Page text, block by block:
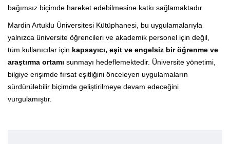
bağımsız biçimde hareket edebilmesine katkı sağlamaktadır.
Mardin Artuklu Üniversitesi Kütüphanesi, bu uygulamalarıyla
yalnızca üniversite öğrencileri ve akademik personel için değil,
tüm kullanıcılar için kapsayıcı, eşit ve engelsiz bir öğrenme ve
araştırma ortamı sunmayı hedeflemektedir. Üniversite yönetimi,
bilgiye erişimde fırsat eşitliğini önceleyen uygulamaların
sürdürülebilir biçimde geliştirilmeye devam edeceğini
vurgulamıştır.